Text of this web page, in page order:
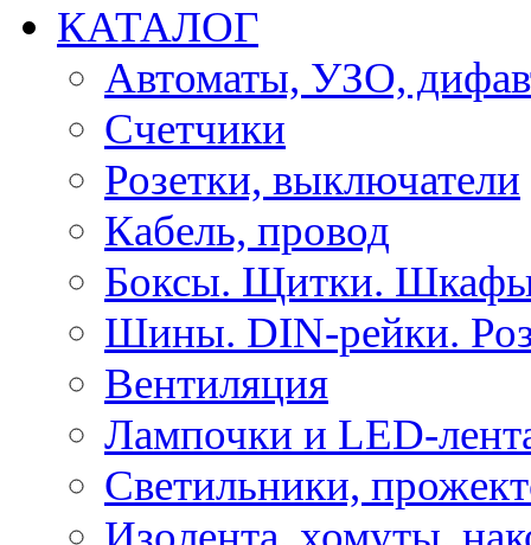
КАТАЛОГ
Автоматы, УЗО,
Счетчики
Розетки, выключатели
Кабель, провод
Боксы. Щитки.
Шины. DIN-рейки.
Вентиляция
Лампочки и LED-
Светильники,